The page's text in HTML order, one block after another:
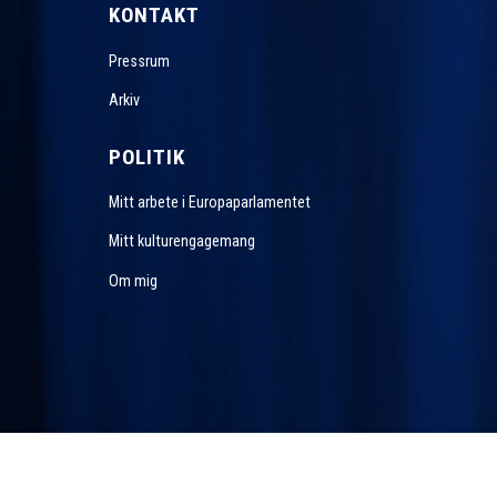
KONTAKT
Pressrum
Arkiv
POLITIK
Mitt arbete i Europaparlamentet
Mitt kulturengagemang
Om mig